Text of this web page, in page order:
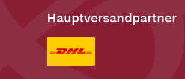
Hauptversandpartner